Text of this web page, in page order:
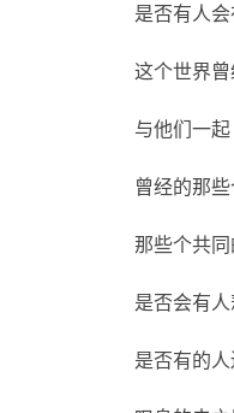
是否有人
这个世界
与他们一起
曾经的那
那些个共
是否会有
是否有的